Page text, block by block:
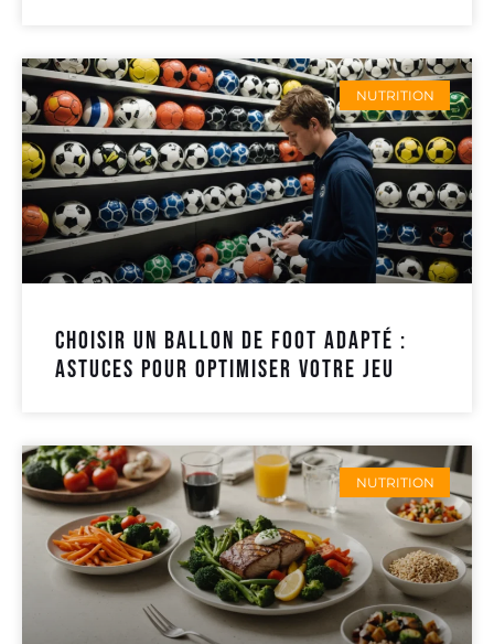
NUTRITION
Choisir un ballon de foot adapté :
astuces pour optimiser votre jeu
NUTRITION